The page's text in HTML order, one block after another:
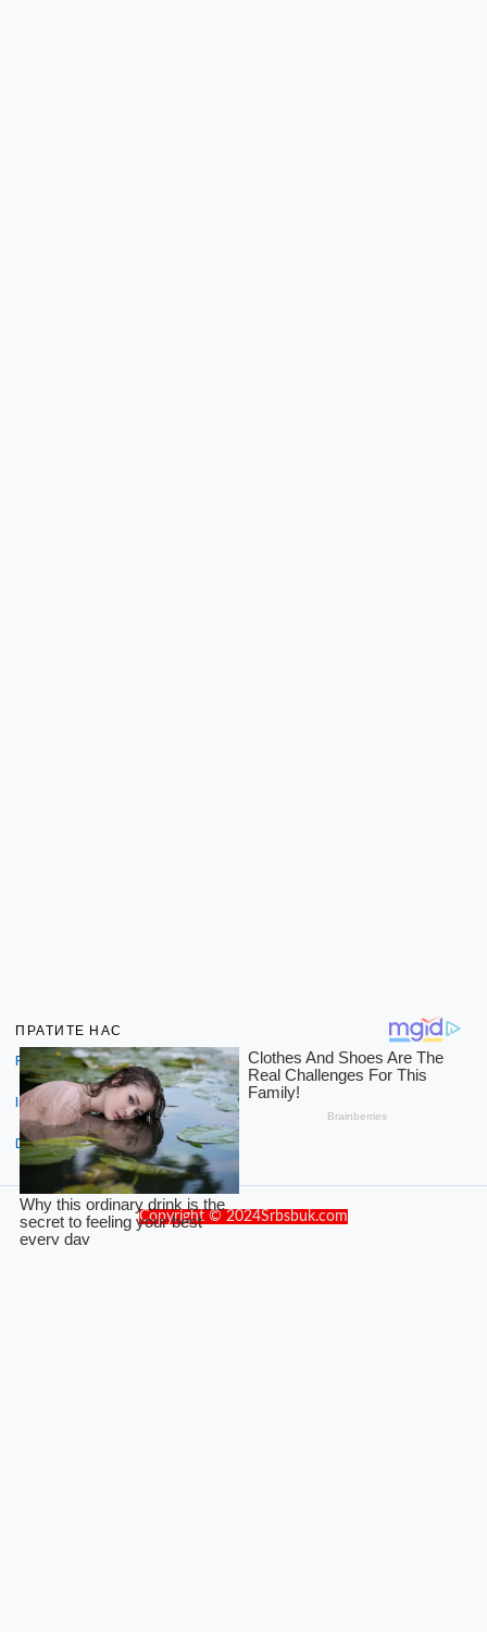
ПРАТИТЕ НАС
Facebook
Instagram
Dribbble
Copyright © 2024Srbsbuk.com